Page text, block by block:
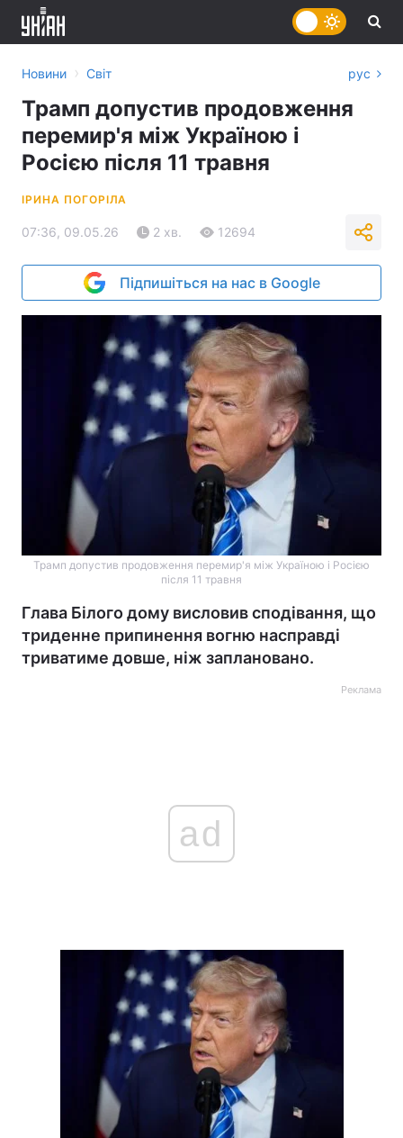
Світ
Наука
Техно і зв'язок Лайт
Інциденти
Туризм
Новини › Світ рус
Трамп допустив продовження
перемир'я між Україною і
Росією після 11 травня
ІРИНА ПОГОРІЛА
07:36, 09.05.26 2 хв. 12694
Підпишіться на нас в Google
Трамп допустив продовження перемир'я між Україною і Росією
після 11 травня
Глава Білого дому висловив сподівання, що
триденне припинення вогню насправді
триватиме довше, ніж заплановано.
Реклама
ad